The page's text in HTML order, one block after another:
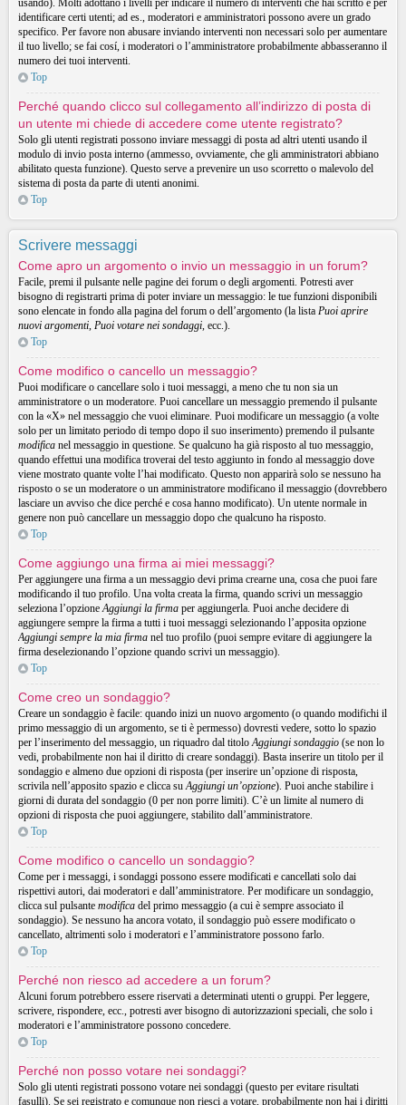
usando). Molti adottano i livelli per indicare il numero di interventi che hai scritto e per
identificare certi utenti; ad es., moderatori e amministratori possono avere un grado
specifico. Per favore non abusare inviando interventi non necessari solo per aumentare
il tuo livello; se fai cosí, i moderatori o l’amministratore probabilmente abbasseranno il
numero dei tuoi interventi.
Top
Perché quando clicco sul collegamento all’indirizzo di posta di
un utente mi chiede di accedere come utente registrato?
Solo gli utenti registrati possono inviare messaggi di posta ad altri utenti usando il
modulo di invio posta interno (ammesso, ovviamente, che gli amministratori abbiano
abilitato questa funzione). Questo serve a prevenire un uso scorretto o malevolo del
sistema di posta da parte di utenti anonimi.
Top
Scrivere messaggi
Come apro un argomento o invio un messaggio in un forum?
Facile, premi il pulsante nelle pagine dei forum o degli argomenti. Potresti aver
bisogno di registrarti prima di poter inviare un messaggio: le tue funzioni disponibili
sono elencate in fondo alla pagina del forum o dell’argomento (la lista Puoi aprire
nuovi argomenti, Puoi votare nei sondaggi, ecc.).
Top
Come modifico o cancello un messaggio?
Puoi modificare o cancellare solo i tuoi messaggi, a meno che tu non sia un
amministratore o un moderatore. Puoi cancellare un messaggio premendo il pulsante
con la «X» nel messaggio che vuoi eliminare. Puoi modificare un messaggio (a volte
solo per un limitato periodo di tempo dopo il suo inserimento) premendo il pulsante
modifica nel messaggio in questione. Se qualcuno ha già risposto al tuo messaggio,
quando effettui una modifica troverai del testo aggiunto in fondo al messaggio dove
viene mostrato quante volte l’hai modificato. Questo non apparirà solo se nessuno ha
risposto o se un moderatore o un amministratore modificano il messaggio (dovrebbero
lasciare un avviso che dice perché e cosa hanno modificato). Un utente normale in
genere non può cancellare un messaggio dopo che qualcuno ha risposto.
Top
Come aggiungo una firma ai miei messaggi?
Per aggiungere una firma a un messaggio devi prima crearne una, cosa che puoi fare
modificando il tuo profilo. Una volta creata la firma, quando scrivi un messaggio
seleziona l’opzioneAggiungi la firma per aggiungerla. Puoi anche decidere di
aggiungere sempre la firma a tutti i tuoi messaggi selezionando l’apposita opzione
Aggiungi sempre la mia firma nel tuo profilo (puoi sempre evitare di aggiungere la
firma deselezionando l’opzione quando scrivi un messaggio).
Top
Come creo un sondaggio?
Creare un sondaggio è facile: quando inizi un nuovo argomento (o quando modifichi il
primo messaggio di un argomento, se ti è permesso) dovresti vedere, sotto lo spazio
per l’inserimento del messaggio, un riquadro dal titoloAggiungi sondaggio (se non lo
vedi, probabilmente non hai il diritto di creare sondaggi). Basta inserire un titolo per il
sondaggio e almeno due opzioni di risposta (per inserire un’opzione di risposta,
scrivila nell’apposito spazio e clicca suAggiungi un’opzione). Puoi anche stabilire i
giorni di durata del sondaggio (0 per non porre limiti). C’è un limite al numero di
opzioni di risposta che puoi aggiungere, stabilito dall’amministratore.
Top
Come modifico o cancello un sondaggio?
Come per i messaggi, i sondaggi possono essere modificati e cancellati solo dai
rispettivi autori, dai moderatori e dall’amministratore. Per modificare un sondaggio,
clicca sul pulsante modifica del primo messaggio (a cui è sempre associato il
sondaggio). Se nessuno ha ancora votato, il sondaggio può essere modificato o
cancellato, altrimenti solo i moderatori e l’amministratore possono farlo.
Top
Perché non riesco ad accedere a un forum?
Alcuni forum potrebbero essere riservati a determinati utenti o gruppi. Per leggere,
scrivere, rispondere, ecc., potresti aver bisogno di autorizzazioni speciali, che solo i
moderatori e l’amministratore possono concedere.
Top
Perché non posso votare nei sondaggi?
Solo gli utenti registrati possono votare nei sondaggi (questo per evitare risultati
fasulli). Se sei registrato e comunque non riesci a votare, probabilmente non hai i diritti